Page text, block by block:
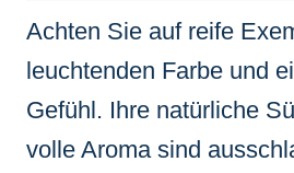
Achten Sie auf reife
leuchtenden Farbe und
Gefühl. Ihre natürliche
volle Aroma sind